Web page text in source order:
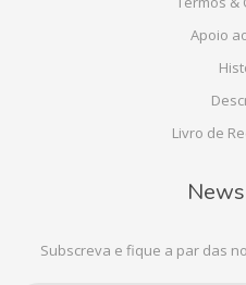
Apoio
Livro de
Subscreva e fique a par das